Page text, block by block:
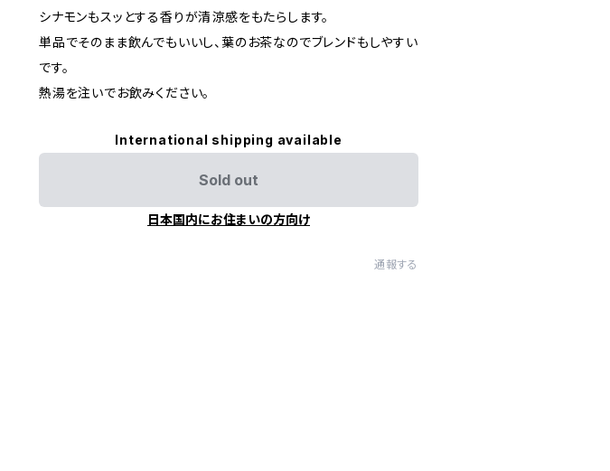
シナモンもスッとする香りが清涼感をもたらします。
単品でそのまま飲んでもいいし、葉のお茶なのでブレンドもしやすい
です。
熱湯を注いでお飲みください。
International shipping available
Sold out
日本国内にお住まいの方向け
通報する